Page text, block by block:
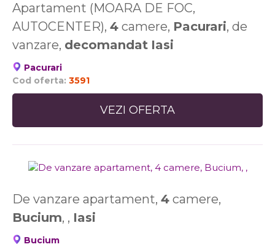
Apartament (MOARA DE FOC,
AUTOCENTER), 4 camere, Pacurari, de
vanzare, decomandat Iasi
Pacurari
Cod oferta: 3591
VEZI OFERTA
De vanzare apartament, 4 camere,
Bucium, , Iasi
Bucium